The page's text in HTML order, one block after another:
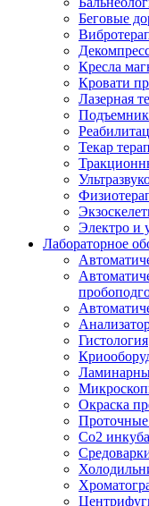
Беговые
Кресла
Кровати
Лазерная
Текар
Электро и
Лабораторное
Гистология
Окраска
Со2